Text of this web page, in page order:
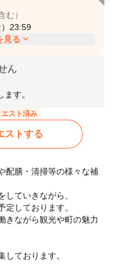
む）
23:59
見る expand_more
ん
スト済み
ストする
配膳・清掃等の様々な補
していきながら、
しております。
きながら観光や町の魅力
しております。